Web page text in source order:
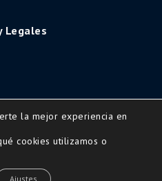
Legales
Reserved-Diseño
byShark Themes
la mejor experiencia en
cookies utilizamos o
Ajustes